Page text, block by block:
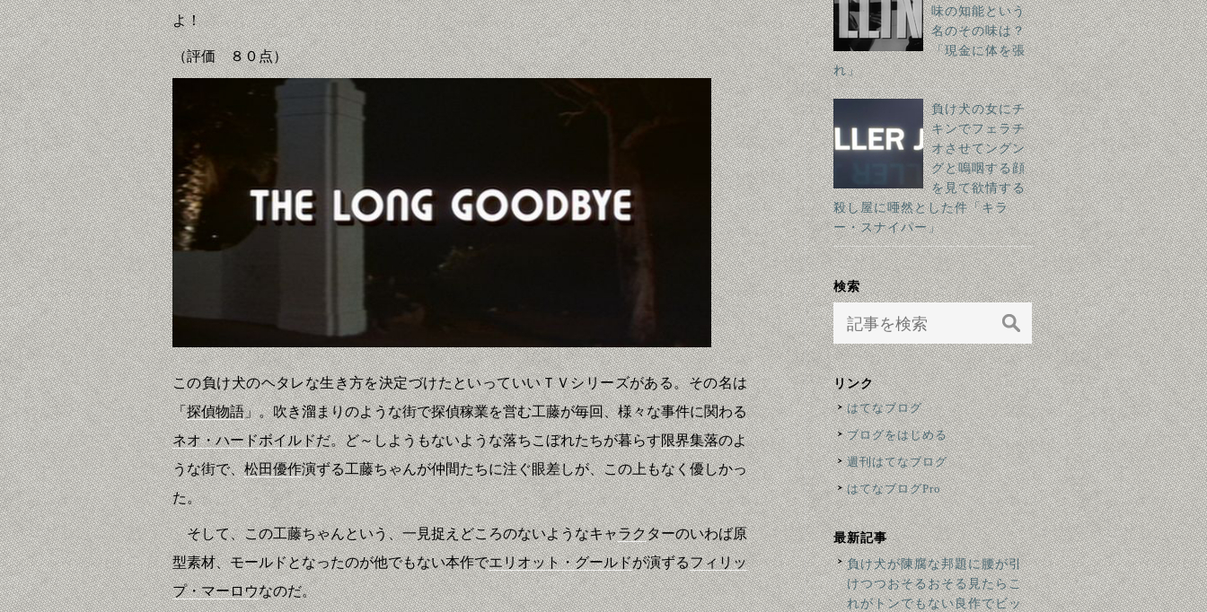
よ！
（評価 ８０点）
この負け犬のヘタレな生き方を決定づけたといっていいＴＶシリーズがある。その名は
「探偵物語」。吹き溜まりのような街で探偵稼業を営む工藤が毎回、様々な事件に関わる
ネオ・ハードボイルドだ。ど～しようもないような落ちこぼれたちが暮らす限界集落のよ
うな街で、松田優作演ずる工藤ちゃんが仲間たちに注ぐ眼差しが、この上もなく優しかっ
た。
そして、この工藤ちゃんという、一見捉えどころのないようなキャラクターのいわば原
型素材、モールドとなったのが他でもない本作でエリオット・グールドが演ずるフィリッ
プ・マーロウなのだ。
味の知能という
名のその味は？
「現金に体を張
れ」
負け犬の女にチ
キンでフェラチ
オさせてングン
グと嗚咽する顔
を見て欲情する
殺し屋に唖然とした件「キラ
ー・スナイパー」
検索
リンク
はてなブログ
ブログをはじめる
週刊はてなブログ
はてなブログPro
最新記事
負け犬が陳腐な邦題に腰が引
けつつおそるおそる見たらこ
れがトンでもない良作でビッ